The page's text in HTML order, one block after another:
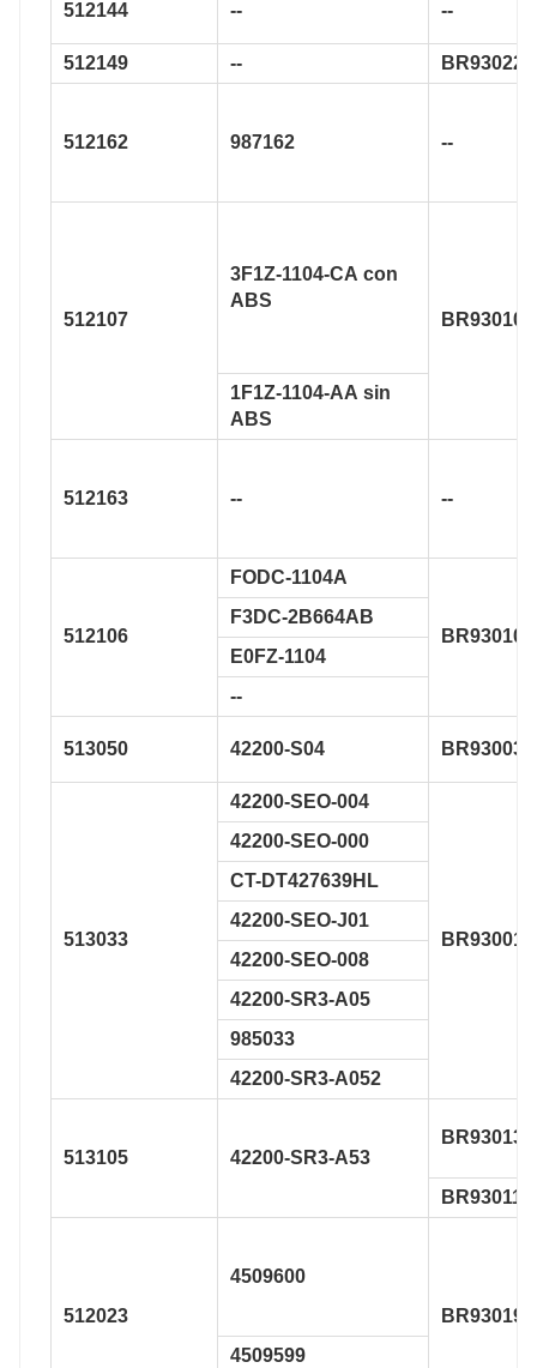
512144 -- --
512149 -- BR930223
512162 987162 --
512107
3F1Z-1104-CA con
ABS
BR930107
1F1Z-1104-AA sin
ABS
512163 -- --
512106
FODC-1104A
BR930106
F3DC-2B664AB
E0FZ-1104
--
513050 42200-S04 BR930032
513033
42200-SEO-004
BR930010
42200-SEO-000
CT-DT427639HL
42200-SEO-J01
42200-SEO-008
42200-SR3-A05
985033
42200-SR3-A052
513105 42200-SR3-A53
BR930133
BR930113
512023
4509600
BR930196
4509599